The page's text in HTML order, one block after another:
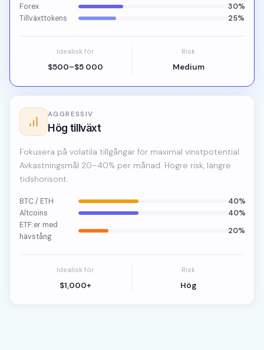
Forex
30%
Tillväxttokens
25%
Idealisk för
$500–$5 000
Risk
Medium
AGGRESSIV
Hög tillväxt
Fokusera på volatila tillgångar för maximal vinstpotential.
Avkastningsmål 20–40% per månad. Högre risk, längre
tidshorisont.
BTC / ETH
40%
Altcoins
40%
ETF:er med
hävstång
20%
Idealisk för
$1,000+
Risk
Hög